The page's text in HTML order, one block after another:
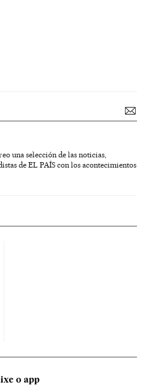
una selección de las noticias,
de EL PAÍS con los acontecimientos
o app